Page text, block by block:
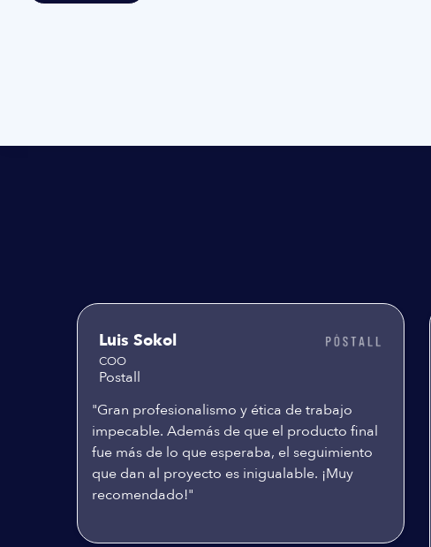
Luis Sokol
COO
Postall
"Gran profesionalismo y ética de trabajo
impecable. Además de que el producto final
fue más de lo que esperaba, el seguimiento
que dan al proyecto es inigualable. ¡Muy
recomendado!"